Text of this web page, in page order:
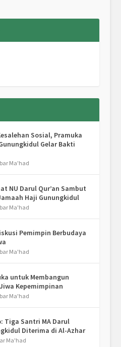
Sosial, Pramuka
Gelar Bakti
Ma'had
NU Darul Qur’an Sambut
Haji Gunungkidul
Ma'had
Pemimpin Berbudaya
Ma'had
untuk Membangun
Kepemimpinan
Ma'had
Tiga Santri MA Darul
Diterima di Al-Azhar
Ma'had